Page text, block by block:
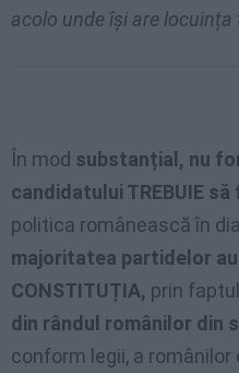
acolo unde își are
În mod substanțial, nu
candidatului TREBUIE
politica românească în
majoritatea partidelor
CONSTITUȚIA, prin
din rândul românilor din
conform legii, a